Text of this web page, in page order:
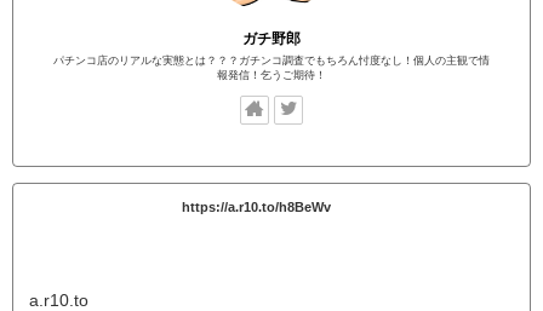
ガチ野郎
パチンコ店のリアルな実態とは？？？ガチンコ調査でもちろん忖度なし！個人の主観で情
報発信！乞うご期待！
https://a.r10.to/h8BeWv
a.r10.to